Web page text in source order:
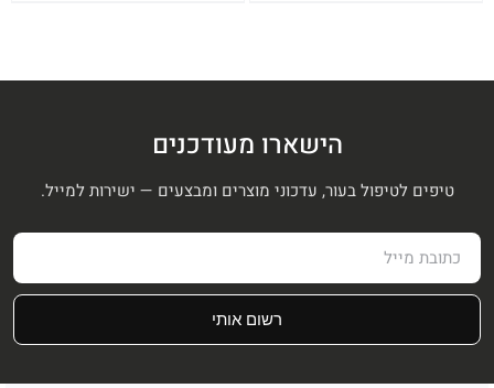
הישארו מעודכנים
טיפים לטיפול בעור, עדכוני מוצרים ומבצעים — ישירות למייל.
רשום אותי